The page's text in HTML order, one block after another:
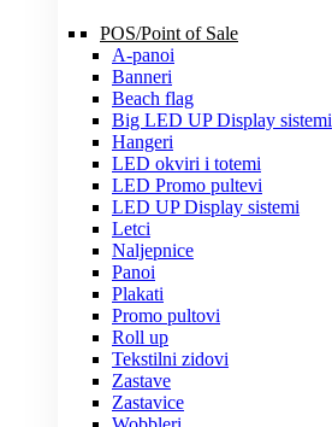
POS/Point of Sale
A-panoi
Banneri
Beach flag
Big LED UP Display sistemi
Hangeri
LED okviri i totemi
LED Promo pultevi
LED UP Display sistemi
Letci
Naljepnice
Panoi
Plakati
Promo pultovi
Roll up
Tekstilni zidovi
Zastave
Zastavice